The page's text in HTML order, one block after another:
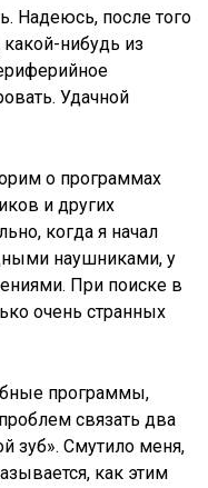
Надеюсь, после того
нибудь из
Удачной
о программах
и других
когда я начал
наушниками, у
При поиске в
очень странных
программы,
связать два
зуб». Смутило меня,
как этим